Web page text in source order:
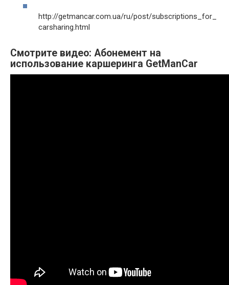
http://getmancar.com.ua/ru/post/subscriptions_for_
carsharing.html
Смотрите видео: Абонемент на
использование каршеринга GetManCar